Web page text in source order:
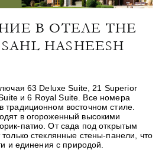
В ОТЕЛЕ THE
HASHEESH
63 Deluxe Suite, 21 Superior
и 6 Royal Suite. Все номера
восточном стиле.
в огороженный высокими
патио. От сада под открытым
стеклянные стены-панели, что
и единения с природой.